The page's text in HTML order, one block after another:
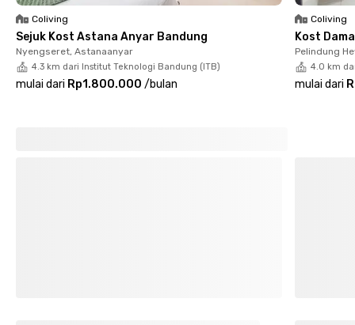
Kost Bandung bulanan ini tagihannya sudah termasuk listrik.
Bikin pengeluaran makin hemat!
Yuk, segera booking kamar di kost putri Bandung dekat kampus
ini!
Cari kost lain di Bandung
Coliving
Sejuk Kost Astana Anyar Bandung
Nyengseret, Astanaanyar
4.3 km dari Institut Teknologi Bandung (ITB)
mulai dari Rp1.800.000 /bulan
Coliving
Kost
Pelindung
4.0 km
mulai dari